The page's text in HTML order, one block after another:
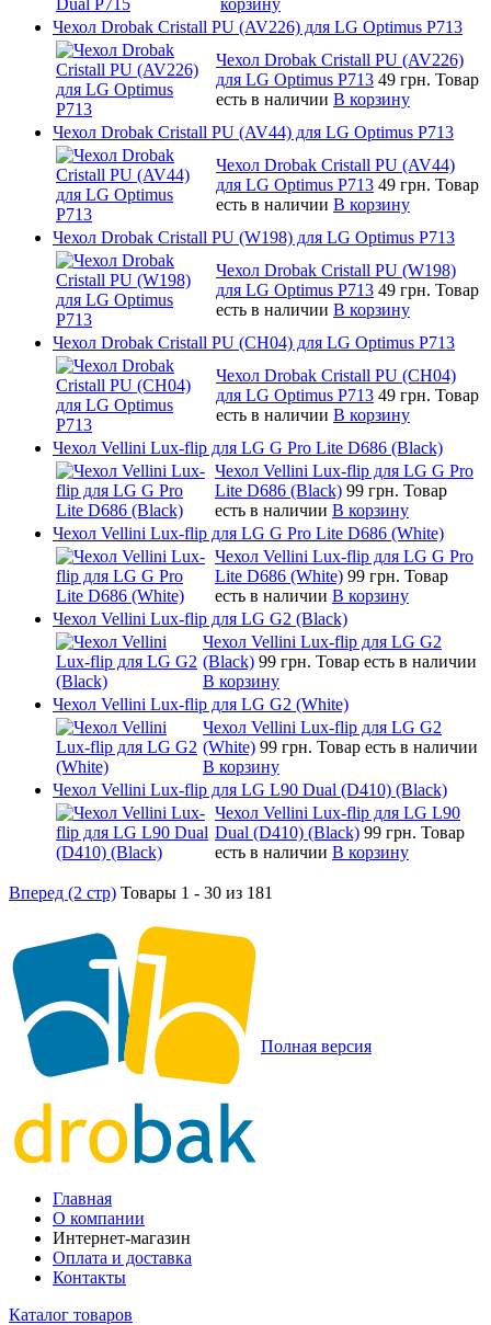
Чехол Drobak Cristall PU (AV226) для LG Optimus P713
Чехол Drobak Cristall PU (AV226)
для LG Optimus P713 49 грн. Товар
есть в наличии В корзину
Чехол Drobak Cristall PU (AV44) для LG Optimus P713
Чехол Drobak Cristall PU (AV44)
для LG Optimus P713 49 грн. Товар
есть в наличии В корзину
Чехол Drobak Cristall PU (W198) для LG Optimus P713
Чехол Drobak Cristall PU (W198)
для LG Optimus P713 49 грн. Товар
есть в наличии В корзину
Чехол Drobak Cristall PU (CH04) для LG Optimus P713
Чехол Drobak Cristall PU (CH04)
для LG Optimus P713 49 грн. Товар
есть в наличии В корзину
Чехол Vellini Lux-flip для LG G Pro Lite D686 (Black)
Чехол Vellini Lux-flip для LG G Pro
Lite D686 (Black) 99 грн. Товар
есть в наличии В корзину
Чехол Vellini Lux-flip для LG G Pro Lite D686 (White)
Чехол Vellini Lux-flip для LG G Pro
Lite D686 (White) 99 грн. Товар
есть в наличии В корзину
Чехол Vellini Lux-flip для LG G2 (Black)
Чехол Vellini Lux-flip для LG G2
(Black) 99 грн. Товар есть в наличии
В корзину
Чехол Vellini Lux-flip для LG G2 (White)
Чехол Vellini Lux-flip для LG G2
(White) 99 грн. Товар есть в наличии
В корзину
Чехол Vellini Lux-flip для LG L90 Dual (D410) (Black)
Чехол Vellini Lux-flip для LG L90
Dual (D410) (Black) 99 грн. Товар
есть в наличии В корзину
Вперед (2 стр) Товары 1 - 30 из 181
Полная версия
Главная
О компании
Интернет-магазин
Оплата и доставка
Контакты
Каталог товаров